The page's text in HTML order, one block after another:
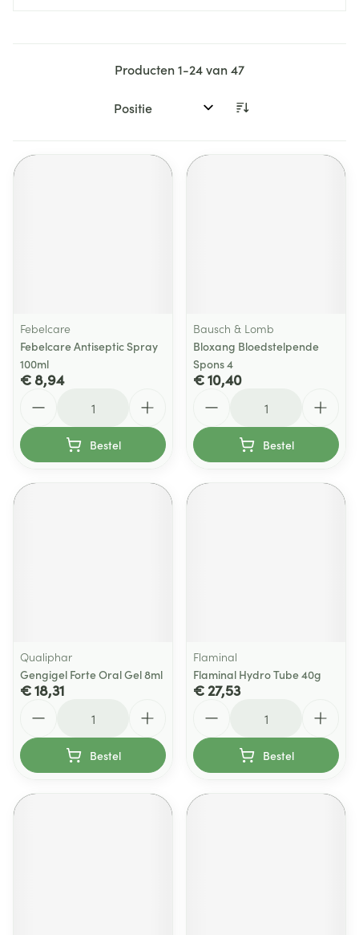
Producten1-24van47
Sorteer op:
Febelcare
Febelcare Antiseptic Spray
100ml
€ 8,94
Bestel
Bausch & Lomb
Bloxang Bloedstelpende
Spons 4
€ 10,40
Bestel
Qualiphar
Gengigel Forte Oral Gel 8ml
€ 18,31
Bestel
Flaminal
Flaminal Hydro Tube 40g
€ 27,53
Bestel